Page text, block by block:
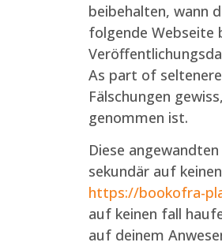
beibehalten, wann
folgende Webseite
As part of
Fälschungen
genommen ist.
Diese
sekundär auf
https://bookofra-
auf keinen fall
auf deinem